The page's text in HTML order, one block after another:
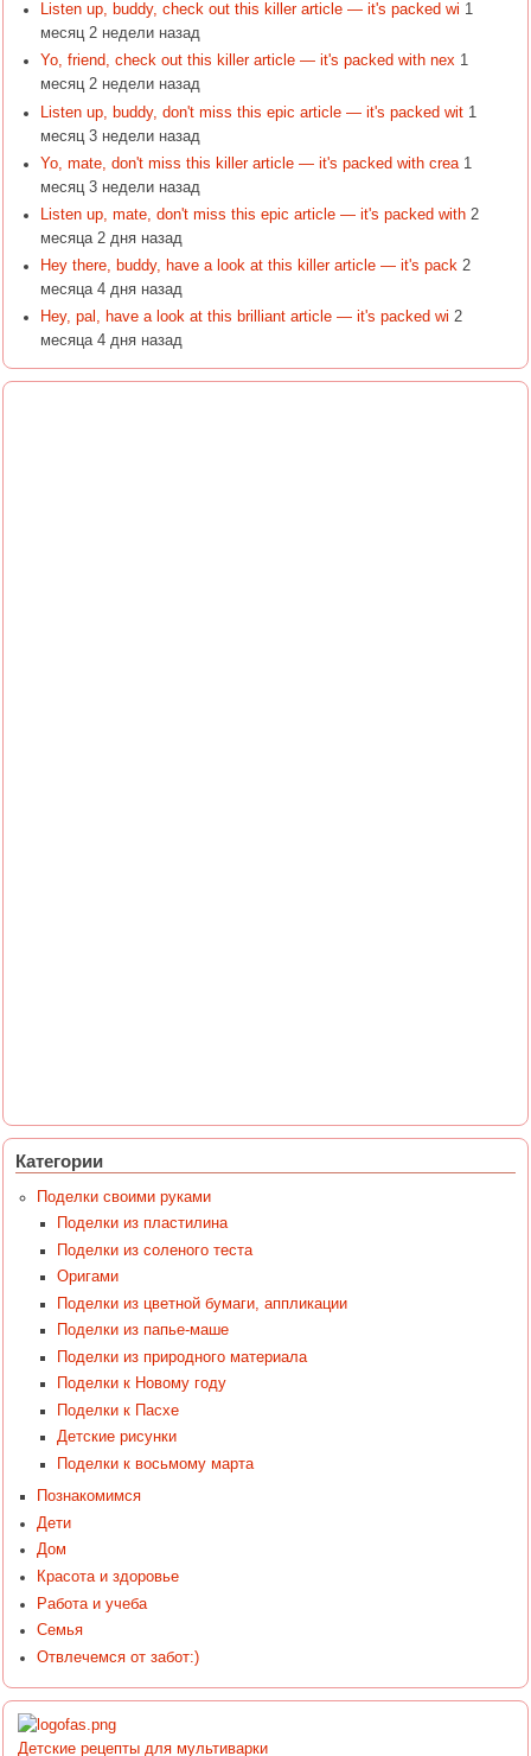
Listen up, buddy, check out this killer article — it's packed wi 1
месяц 2 недели назад
Yo, friend, check out this killer article — it's packed with nex 1
месяц 2 недели назад
Listen up, buddy, don't miss this epic article — it's packed wit 1
месяц 3 недели назад
Yo, mate, don't miss this killer article — it's packed with crea 1
месяц 3 недели назад
Listen up, mate, don't miss this epic article — it's packed with 2
месяца 2 дня назад
Hey there, buddy, have a look at this killer article — it's pack 2
месяца 4 дня назад
Hey, pal, have a look at this brilliant article — it's packed wi 2
месяца 4 дня назад
Категории
Поделки своими руками
Поделки из пластилина
Поделки из соленого теста
Оригами
Поделки из цветной бумаги, аппликации
Поделки из папье-маше
Поделки из природного материала
Поделки к Новому году
Поделки к Пасхе
Детские рисунки
Поделки к восьмому марта
Познакомимся
Дети
Дом
Красота и здоровье
Работа и учеба
Семья
Отвлечемся от забот:)
Детские рецепты для мультиварки